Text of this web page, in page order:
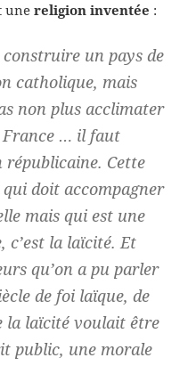
unereligion inventée :
un pays de
catholique, mais
non plus acclimater
… il faut
Cette
doit accompagner
mais qui est une
c’est la laïcité. Et
qu’on a pu parler
de foi laïque, de
la laïcité voulait être
public, une morale